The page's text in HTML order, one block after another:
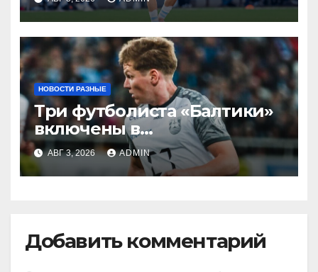
Джону Джону, что
наигрывали в такой
ситуации»
НОВОСТИ РАЗНЫЕ
Три футболиста «Балтики»
включены в
символическую сборную
2‑го тура РПЛ по версии
подписчиков МАТЧ
АВГ 3, 2026 ADMIN
Добавить комментарий